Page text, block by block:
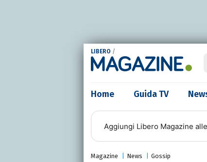
LIBERO /
Home Guida TV
Aggiungi Libero Magazine
Magazine News Gossip